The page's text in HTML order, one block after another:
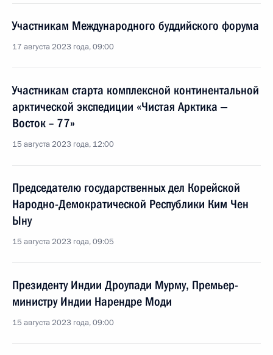
Участникам Международного буддийского форума
17 августа 2023 года, 09:00
Участникам старта комплексной континентальной
арктической экспедиции «Чистая Арктика ‒
Восток – 77»
15 августа 2023 года, 12:00
Председателю государственных дел Корейской
Народно-Демократической Республики Ким Чен
Ыну
15 августа 2023 года, 09:05
Президенту Индии Дроупади Мурму, Премьер-
министру Индии Нарендре Моди
15 августа 2023 года, 09:00